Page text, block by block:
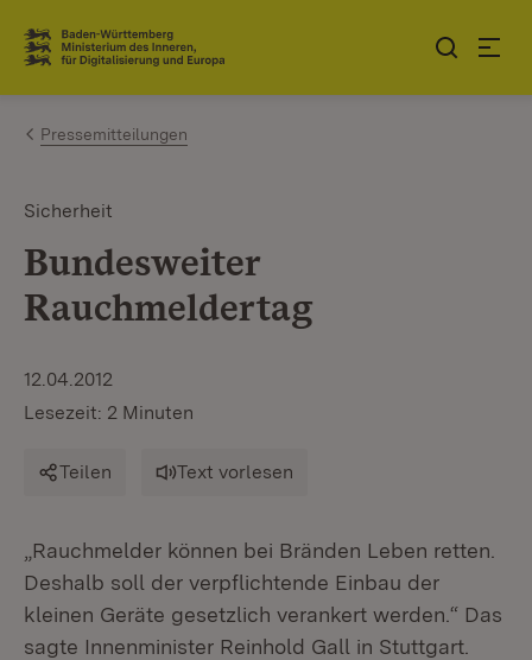
Zum Inhalt springen
Link zur Startseite
Pressemitteilungen
Sicherheit
Bundesweiter
Rauchmeldertag
12.04.2012
Lesezeit: 2 Minuten
Teilen Text vorlesen
„Rauchmelder können bei Bränden Leben retten.
Deshalb soll der verpflichtende Einbau der
kleinen Geräte gesetzlich verankert werden.“ Das
sagte Innenminister Reinhold Gall in Stuttgart.